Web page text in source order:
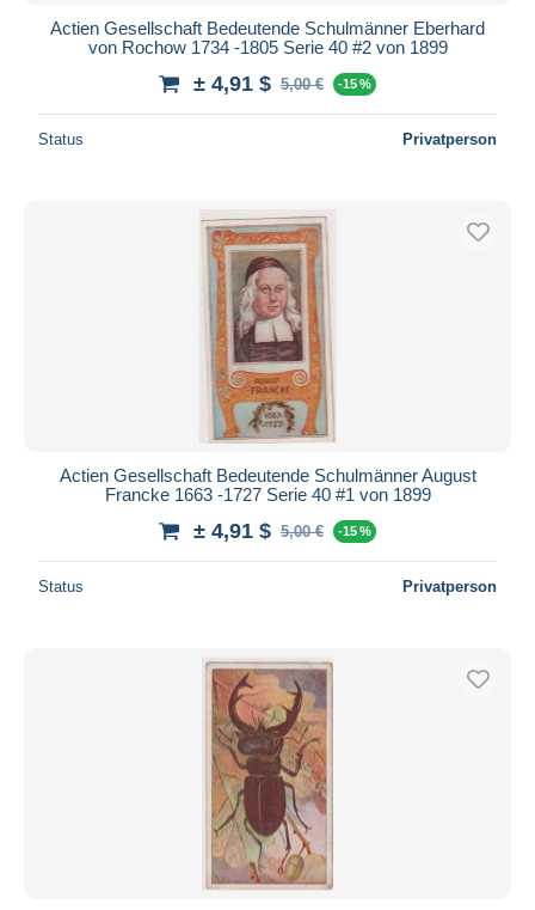
Actien Gesellschaft Bedeutende Schulmänner Eberhard
von Rochow 1734 -1805 Serie 40 #2 von 1899
± 4,91 $ 5,00 € -15 %
Status Privatperson
Actien Gesellschaft Bedeutende Schulmänner August
Francke 1663 -1727 Serie 40 #1 von 1899
± 4,91 $ 5,00 € -15 %
Status Privatperson